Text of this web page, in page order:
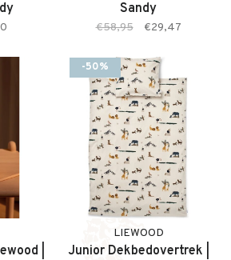
Sandy
€58,95 €29,47
|
-50%
LIEWOOD
Junior Dekbedovertrek |